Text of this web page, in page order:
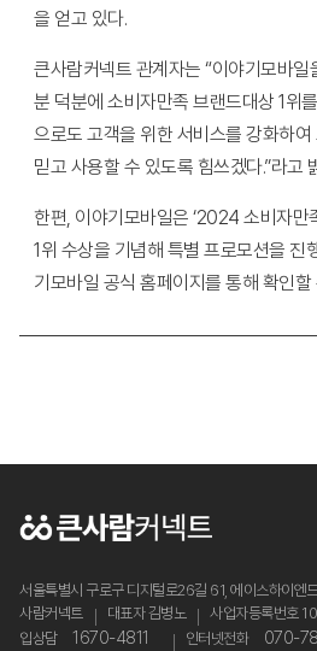
을 얻고 있다.
큰사람커넥트 관계자는 “이야기모바일
분 덕분에 소비자만족 브랜드대상 1위
으로도 고객을 위한 서비스를 강화하
믿고 사용할 수 있도록 힘쓰겠다.”라고
한편, 이야기모바일은 ‘2024 소비자만
1위 수상을 기념해 특별 프로모션을 진
기모바일 공식 홈페이지를 통해 확인할
서울특별시 구로구 디지털로26길 61, 에이스하이
사람커넥트
대표자 김병노 사업자등록번호
입상담
1670-4811 인터넷전화 070-